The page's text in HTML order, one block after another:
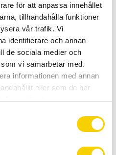
för att anpassa innehållet
tillhandahålla funktioner
vår trafik. Vi
identifierare och annan
de sociala medier och
vi samarbetar med.
informationen med annan
eller som de har
deras tjänster.
Center
oväsen). Slitstark med stort